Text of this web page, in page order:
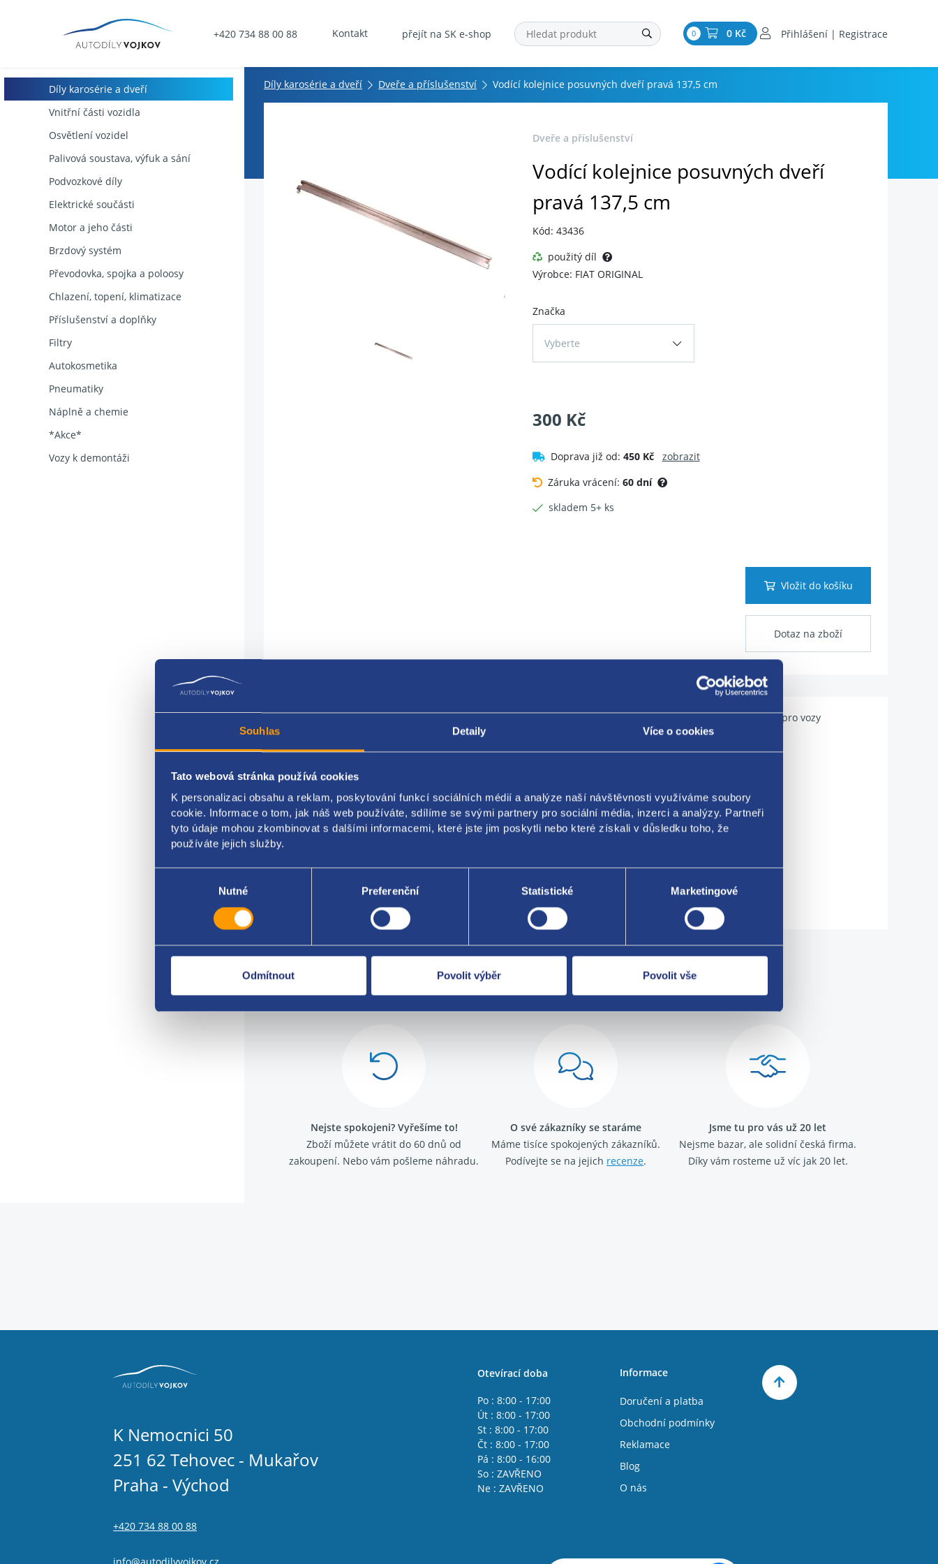
Souhlas Detaily Více o cookies
Tato webová stránka používá cookies
K personalizaci obsahu a reklam, poskytování funkcí sociálních médií a analýze naší návštěvnosti využíváme soubory
cookie. Informace o tom, jak náš web používáte, sdílíme se svými partnery pro sociální média, inzerci a analýzy. Partneři
tyto údaje mohou zkombinovat s dalšími informacemi, které jste jim poskytli nebo které získali v důsledku toho, že
používáte jejich služby.
Nutné Preferenční Statistické Marketingové
Odmítnout Povolit výběr Povolit vše
+420 734 88 00 88 Kontakt přejít na SK e-shop 0 0 Kč Přihlášení | Registrace
Díly karosérie a dveří
Vnitřní části vozidla
Osvětlení vozidel
Palivová soustava, výfuk a sání
Podvozkové díly
Elektrické součásti
Motor a jeho části
Brzdový systém
Převodovka, spojka a poloosy
Chlazení, topení, klimatizace
Příslušenství a doplňky
Filtry
Autokosmetika
Pneumatiky
Náplně a chemie
*Akce*
Vozy k demontáži
Díly karosérie a dveří Dveře a příslušenství Vodící kolejnice posuvných dveří pravá 137,5 cm
Dveře a příslušenství
Vodící kolejnice posuvných dveří
pravá 137,5 cm
Kód: 43436
použitý díl
Výrobce: FIAT ORIGINAL
Značka
Vyberte
300 Kč
Doprava již od: 450 Kč
zobrazit
Záruka vrácení: 60 dní
skladem 5+ ks
Vložit do košíku
Dotaz na zboží
Popis produktu Kódy produktu Použitelné pro vozy
Vodící kolejnice
strana: pravá
umístění: střední
FIAT original: 1339858080 1334561080
Za kvalitu ručíme!
Nejste spokojeni? Vyřešíme to!
Zboží můžete vrátit do 60 dnů od
zakoupení. Nebo vám pošleme náhradu.
O své zákazníky se staráme
Máme tisíce spokojených zákazníků.
Podívejte se na jejich recenze.
Jsme tu pro vás už 20 let
Nejsme bazar, ale solidní česká firma.
Díky vám rosteme už víc jak 20 let.
K Nemocnici 50
251 62 Tehovec - Mukařov
Praha - Východ
+420 734 88 00 88
Otevírací doba
Po : 8:00 - 17:00
Út : 8:00 - 17:00
St : 8:00 - 17:00
Čt : 8:00 - 17:00
Pá : 8:00 - 16:00
So : ZAVŘENO
Ne : ZAVŘENO
Informace
Doručení a platba
Obchodní podmínky
Reklamace
Blog
O nás